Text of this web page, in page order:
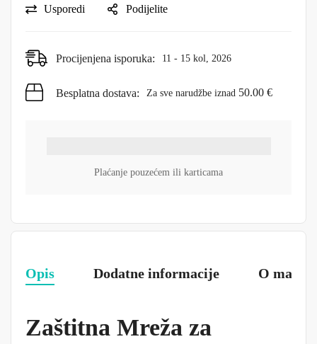
Usporedi Podijelite
Procijenjena isporuka: 11 - 15 kol, 2026
Besplatna dostava: Za sve narudžbe iznad 50.00 €
Plaćanje pouzećem ili karticama
Opis Dodatne informacije O marki
Zaštitna Mreža za